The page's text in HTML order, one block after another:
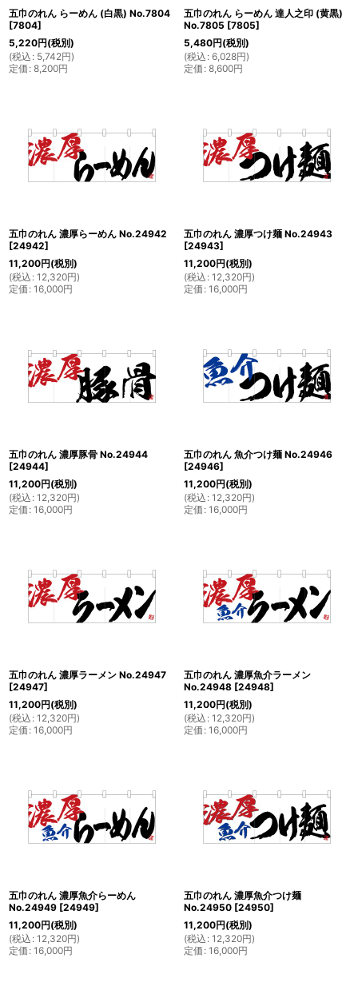
五巾のれん らーめん (白黒) No.7804
[7804]
5,220円(税別)
(税込 : 5,742円)
定価 : 8,200円
五巾のれん らーめん 達人之印 (黄黒)
No.7805 [7805]
5,480円(税別)
(税込 : 6,028円)
定価 : 8,600円
五巾のれん 濃厚らーめん No.24942
[24942]
11,200円(税別)
(税込 : 12,320円)
定価 : 16,000円
五巾のれん 濃厚つけ麺 No.24943
[24943]
11,200円(税別)
(税込 : 12,320円)
定価 : 16,000円
五巾のれん 濃厚豚骨 No.24944
[24944]
11,200円(税別)
(税込 : 12,320円)
定価 : 16,000円
五巾のれん 魚介つけ麺 No.24946
[24946]
11,200円(税別)
(税込 : 12,320円)
定価 : 16,000円
五巾のれん 濃厚ラーメン No.24947
[24947]
11,200円(税別)
(税込 : 12,320円)
定価 : 16,000円
五巾のれん 濃厚魚介ラーメン
No.24948 [24948]
11,200円(税別)
(税込 : 12,320円)
定価 : 16,000円
五巾のれん 濃厚魚介らーめん
No.24949 [24949]
11,200円(税別)
(税込 : 12,320円)
定価 : 16,000円
五巾のれん 濃厚魚介つけ麺
No.24950 [24950]
11,200円(税別)
(税込 : 12,320円)
定価 : 16,000円